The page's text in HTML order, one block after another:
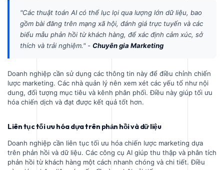
"Các thuật toán AI có thể lục lọi qua lượng lớn dữ liệu, bao
gồm bài đăng trên mạng xã hội, đánh giá trực tuyến và các
biểu mẫu phản hồi từ khách hàng, để xác định cảm xúc, sở
thích và trải nghiệm." - Chuyên gia Marketing
Doanh nghiệp cần sử dụng các thông tin này để điều chỉnh chiến
lược marketing. Các nhà quản lý nên xem xét các yếu tố như nội
dung, đối tượng mục tiêu và kênh phân phối. Điều này giúp tối ưu
hóa chiến dịch và đạt được kết quả tốt hơn.
Liên tục tối ưu hóa dựa trên phản hồi và dữ liệu
Doanh nghiệp cần liên tục tối ưu hóa chiến lược marketing dựa
trên phản hồi và dữ liệu. Các công cụ AI giúp thu thập và phân tích
phản hồi từ khách hàng một cách nhanh chóng và chi tiết. Điều